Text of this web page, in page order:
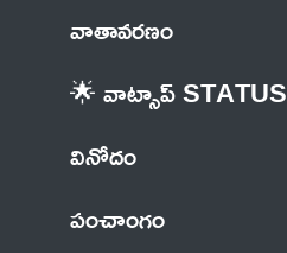
వాతావరణం
🌟 వాట్సాప్ STATUS
వినోదం
పంచాంగం